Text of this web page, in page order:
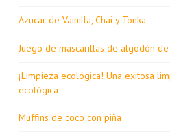
Azucar de Vainilla, Chai y Tonka
Juego de mascarillas de algodón
¡Limpieza ecológica! Una exitosa
ecológica
Muffins de coco con piña